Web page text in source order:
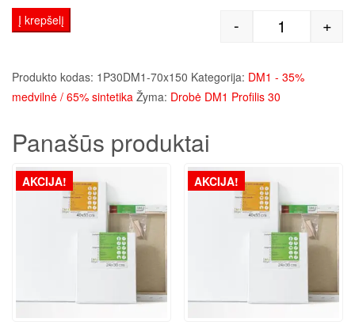
price
€43,87.€41,68.
produkto
- +
Į krepšelį
Produkto kodas: 1P30DM1-70x150 Kategorija: DM1 - 35%
medvilnė / 65% sintetika Žyma: Drobė DM1 Profilis 30
Panašūs produktai
AKCIJA! AKCIJA!